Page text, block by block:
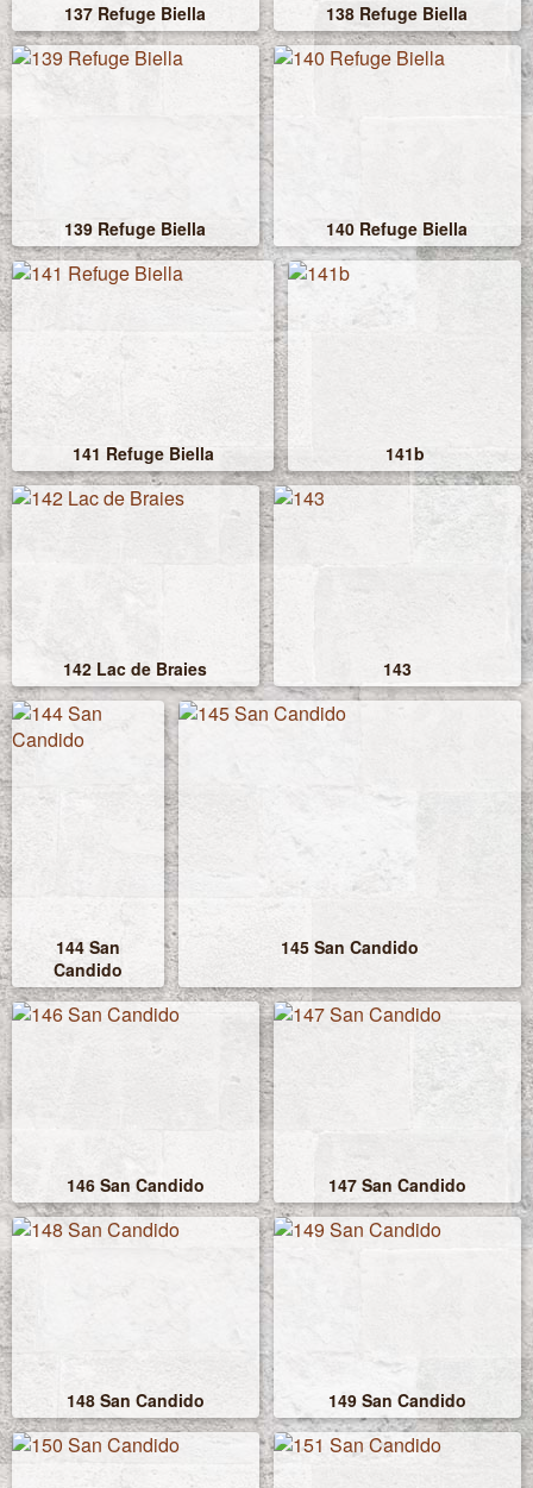
137 Refuge Biella 138 Refuge Biella
139 Refuge Biella 140 Refuge Biella
141 Refuge Biella 141b
142 Lac de Braies 143
144 San
Candido
145 San Candido
146 San Candido 147 San Candido
148 San Candido 149 San Candido